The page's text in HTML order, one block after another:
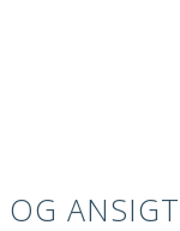
ANSIGT